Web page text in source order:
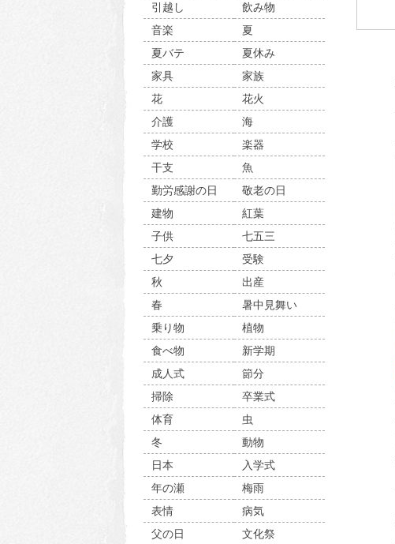
引越し
飲み物
音楽
夏
夏バテ
夏休み
家具
家族
花
花火
介護
海
学校
楽器
干支
魚
勤労感謝の日
敬老の日
建物
紅葉
子供
七五三
七夕
受験
秋
出産
春
暑中見舞い
乗り物
植物
食べ物
新学期
成人式
節分
掃除
卒業式
体育
虫
冬
動物
日本
入学式
年の瀬
梅雨
表情
病気
父の日
文化祭